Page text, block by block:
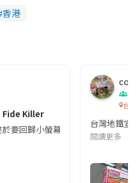
香港
Fide Killer
要回歸小螢幕啦!這次的劇本改編
co
吹
台灣
台灣地鐵宣
閱讀更多